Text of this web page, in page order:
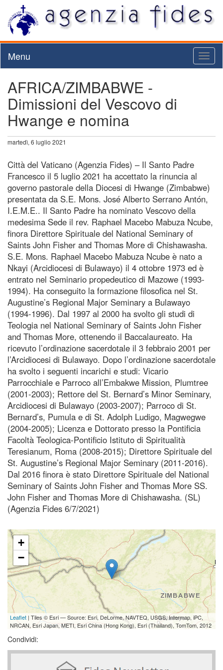
Menu
AFRICA/ZIMBABWE -
Dimissioni del Vescovo di
Hwange e nomina
martedì, 6 luglio 2021
Città del Vaticano (Agenzia Fides) – Il Santo Padre
Francesco il 5 luglio 2021 ha accettato la rinuncia al
governo pastorale della Diocesi di Hwange (Zimbabwe)
presentata da S.E. Mons. José Alberto Serrano Antón,
I.E.M.E.. Il Santo Padre ha nominato Vescovo della
medesima Sede il rev. Raphael Macebo Mabuza Ncube,
finora Direttore Spirituale del National Seminary of
Saints John Fisher and Thomas More di Chishawasha.
S.E. Mons. Raphael Macebo Mabuza Ncube è nato a
Nkayi (Arcidiocesi di Bulawayo) il 4 ottobre 1973 ed è
entrato nel Seminario propedeutico di Mazowe (1993-
1994). Ha conseguito la formazione filosofica nel St.
Augustine’s Regional Major Seminary a Bulawayo
(1994-1996). Dal 1997 al 2000 ha svolto gli studi di
Teologia nel National Seminary of Saints John Fisher
and Thomas More, ottenendo il Baccalaureato. Ha
ricevuto l’ordinazione sacerdotale il 3 febbraio 2001 per
l’Arcidiocesi di Bulawayo. Dopo l’ordinazione sacerdotale
ha svolto i seguenti incarichi e studi: Vicario
Parrocchiale e Parroco all’Embakwe Mission, Plumtree
(2001-2003); Rettore del St. Bernard’s Minor Seminary,
Arcidiocesi di Bulawayo (2003-2007); Parroco di St.
Bernard’s, Pumula e di St. Adolph Ludigo, Magwegwe
(2004-2005); Licenza e Dottorato presso la Pontificia
Facoltà Teologica-Pontificio Istituto di Spiritualità
Teresianum, Roma (2008-2015); Direttore Spirituale del
St. Augustine’s Regional Major Seminary (2011-2016).
Dal 2016 finora è stato Direttore Spirituale del National
Seminary of Saints John Fisher and Thomas More SS.
John Fisher and Thomas More di Chishawasha. (SL)
(Agenzia Fides 6/7/2021)
+
−
Leaflet | Tiles © Esri — Source: Esri, DeLorme, NAVTEQ, USGS, Intermap, iPC,
NRCAN, Esri Japan, METI, Esri China (Hong Kong), Esri (Thailand), TomTom, 2012
Condividi: